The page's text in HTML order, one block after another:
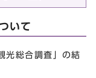
いて
光総合調査」の結